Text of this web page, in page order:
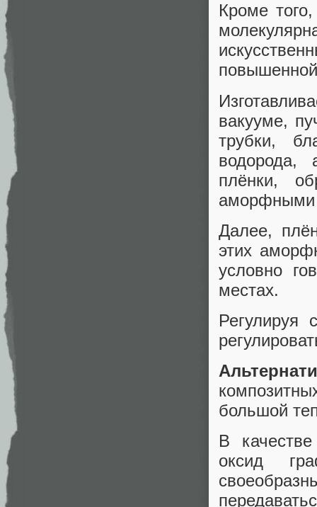
Кроме
вакууме,
трубки,
водорода,
плёнки,
аморфными
Далее,
этих
условно
местах.
Регулируя
большой
В
оксид